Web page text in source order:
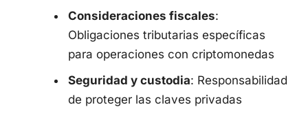
Consideraciones fiscales:
Obligaciones tributarias específicas
para operaciones con criptomonedas
Seguridad y custodia: Responsabilidad
de proteger las claves privadas